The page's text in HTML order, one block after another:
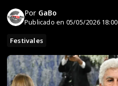
Por GaBo
Publicado en 05/05/2026 18:00
Festivales